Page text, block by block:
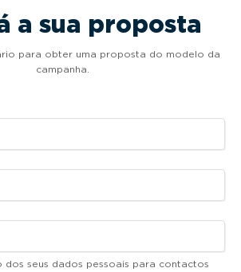
a sua proposta
para obter uma proposta do modelo da
campanha.
seus dados pessoais para contactos